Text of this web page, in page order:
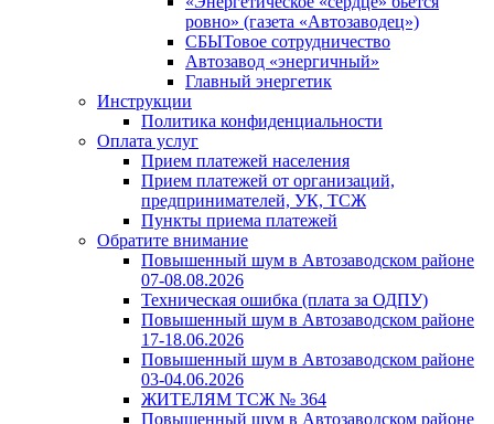
ровно» (газета «Автозаводец»)
СБЫТовое сотрудничество
Автозавод «энергичный»
Главный энергетик
Инструкции
Политика конфиденциальности
Оплата услуг
Прием платежей населения
Прием платежей от организаций,
предпринимателей, УК, ТСЖ
Пункты приема платежей
Обратите внимание
Повышенный шум в Автозаводском районе
07-08.08.2026
Техническая ошибка (плата за ОДПУ)
Повышенный шум в Автозаводском районе
17-18.06.2026
Повышенный шум в Автозаводском районе
03-04.06.2026
ЖИТЕЛЯМ ТСЖ № 364
Повышенный шум в Автозаводском районе